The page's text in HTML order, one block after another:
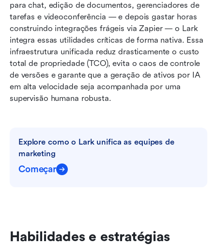
para chat, edição de documentos, gerenciadores de
tarefas e videoconferência — e depois gastar horas
construindo integrações frágeis via Zapier — o Lark
integra essas utilidades críticas de forma nativa. Essa
infraestrutura unificada reduz drasticamente o custo
total de propriedade (TCO), evita o caos de controle
de versões e garante que a geração de ativos por IA
em alta velocidade seja acompanhada por uma
supervisão humana robusta.
Explore como o Lark unifica as equipes de
marketing
Começar
Habilidades e estratégias